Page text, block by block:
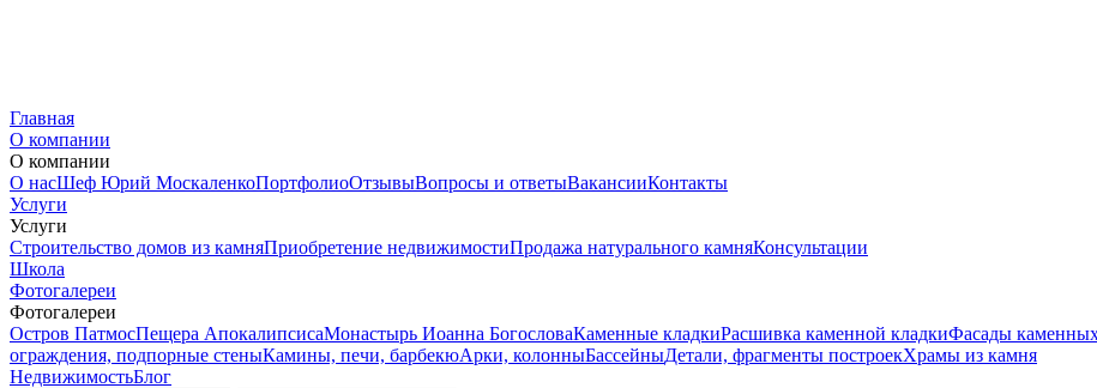
Главная
О компании
О компании
О насШеф Юрий МоскаленкоПортфолиоОтзывыВопросы и ответыВакансииКонтакты
Услуги
Услуги
Строительство домов из камняПриобретение недвижимостиПродажа натурального камняКонсультации
Школа
Фотогалереи
Фотогалереи
Остров ПатмосПещера АпокалипсисаМонастырь Иоанна БогословаКаменные кладкиРасшивка каменной кладкиФасады
ограждения, подпорные стеныКамины, печи, барбекюАрки, колонныБассейныДетали, фрагменты построекХрамы из камня
НедвижимостьБлог